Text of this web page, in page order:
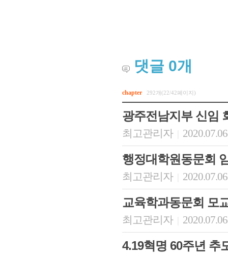
댓글 0개
chapter 292개(22/42페이지)
광주전남지부 신임
최고관리자
행정대학원동문회
최고관리자
교육학과동문회 모
최고관리자
4.19혁명 60주년 추